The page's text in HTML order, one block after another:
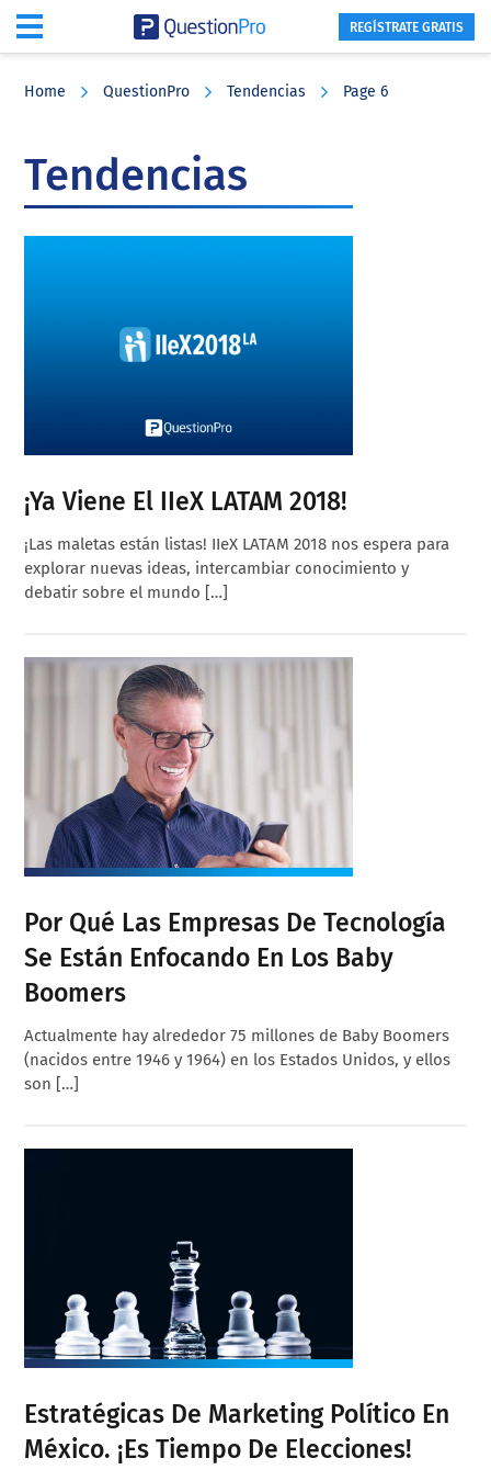
REGÍSTRATE GRATIS
Home QuestionPro Tendencias Page 6
Tendencias
¡Ya Viene El IIeX LATAM 2018!
¡Las maletas están listas! IIeX LATAM 2018 nos espera para
explorar nuevas ideas, intercambiar conocimiento y
debatir sobre el mundo […]
Por Qué Las Empresas De Tecnología
Se Están Enfocando En Los Baby
Boomers
Actualmente hay alrededor 75 millones de Baby Boomers
(nacidos entre 1946 y 1964) en los Estados Unidos, y ellos
son […]
Estratégicas De Marketing Político En
México. ¡Es Tiempo De Elecciones!